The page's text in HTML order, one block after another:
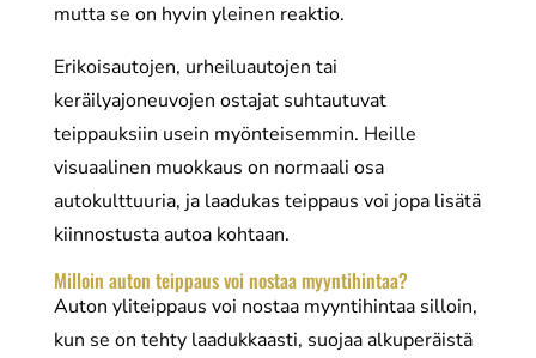
mutta se on hyvin yleinen reaktio.
Erikoisautojen, urheiluautojen tai
keräilyajoneuvojen ostajat suhtautuvat
teippauksiin usein myönteisemmin. Heille
visuaalinen muokkaus on normaali osa
autokulttuuria, ja laadukas teippaus voi jopa lisätä
kiinnostusta autoa kohtaan.
Milloin auton teippaus voi nostaa myyntihintaa?
Auton yliteippaus voi nostaa myyntihintaa silloin,
kun se on tehty laadukkaasti, suojaa alkuperäistä